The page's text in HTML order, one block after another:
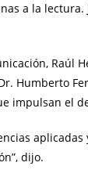
a la lectura.
Raúl
Humberto
impulsan el
aplicadas
dijo.